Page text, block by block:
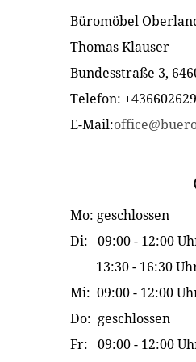
Büromöbel
Thomas Klauser
Bundesstraße 3,
Telefon:
E-Mail:
Mo: geschlossen
Di: 09:00 - 12:00
13:30 - 16:30
Mi: 09:00 - 12:00
Do: geschlossen
Fr: 09:00 - 12:00